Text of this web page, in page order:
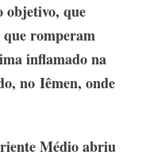
objetivo, que
romperam
inflamado na
no Iêmen, onde
Médio abriu